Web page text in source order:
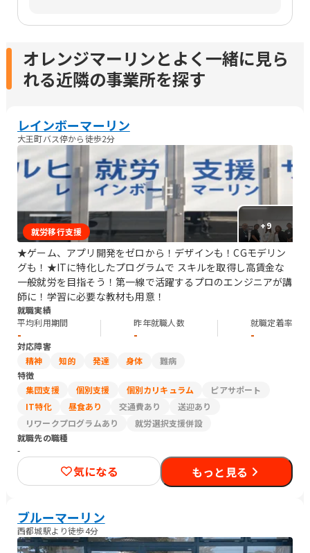
オレンジマーリンとよく一緒に見ら
れる近隣の事業所を探す
レインボーマーリン
大王町バス停から徒歩2分
+9
就労移行支援
★ゲーム、アプリ開発をゼロから！デザインも！CGモデリン
グも！★ITに特化したプログラムで スキルを取得し高賃金な
一般就労を目指そう！第一線で活躍するプロのエンジニアが講
師に！学習に必要な教材も用意！
就職実績
平均利用期間
-
昨年就職人数
-
就職定着率
-
対応障害
精神
知的 発達 身体
難病
特徴
集団支援
個別支援 個別カリキュラム
ピアサポート
IT特化
昼食あり 交通費あり
送迎あり
リワークプログラムあり
就労選択支援併設
就職先の職種
-
気になる もっと見る
ブルーマーリン
西都城駅より徒歩4分